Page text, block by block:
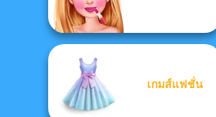
เกมส์แฟชั่น